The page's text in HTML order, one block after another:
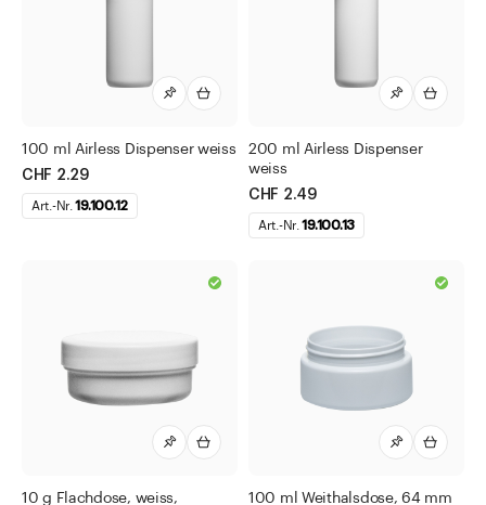
100 ml Airless Dispenser weiss
CHF 2.29
Art.-Nr.19.100.12
200 ml Airless Dispenser
weiss
CHF 2.49
Art.-Nr.19.100.13
10 g Flachdose, weiss,
100 ml Weithalsdose, 64 mm